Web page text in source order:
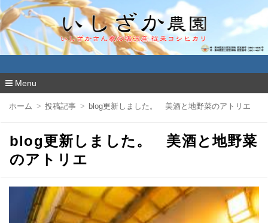
いしざか農園
Menu
ホーム 投稿記事 blog更新しました。 美酒と地野菜のアトリエ
blog更新しました。 美酒と地野菜
のアトリエ